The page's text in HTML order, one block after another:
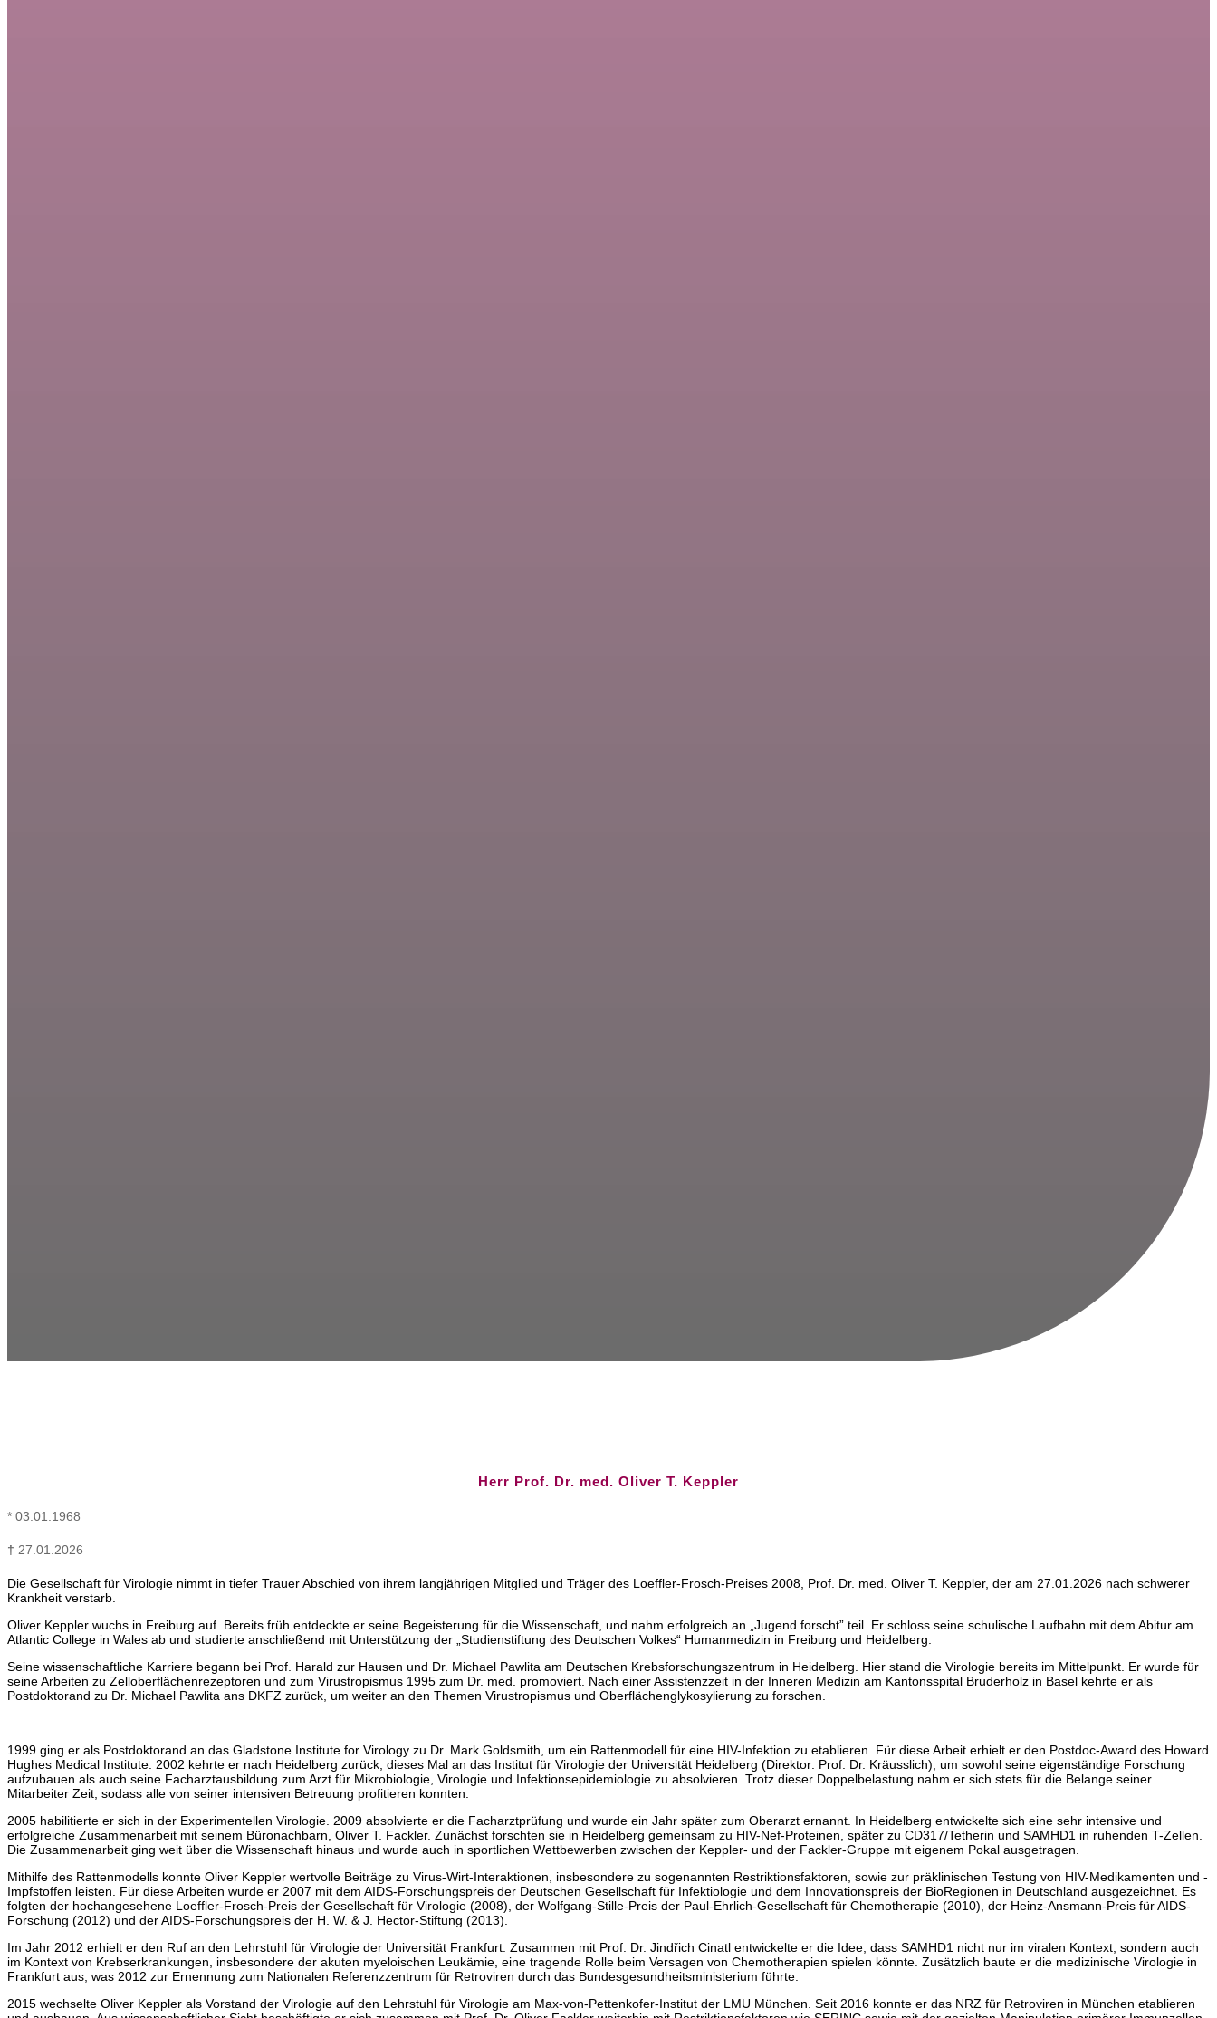
Herr Prof. Dr. med. Oliver T. Keppler
* 03.01.1968
† 27.01.2026
Die Gesellschaft für Virologie nimmt in tiefer Trauer Abschied von ihrem langjährigen Mitglied und Träger des Loeffler-Frosch-Preises 2008, Prof. Dr. med. Oliver T. Keppler, der am 27.01.2026 nach schwerer
Krankheit verstarb.
Oliver Keppler wuchs in Freiburg auf. Bereits früh entdeckte er seine Begeisterung für die Wissenschaft, und nahm erfolgreich an „Jugend forscht” teil. Er schloss seine schulische Laufbahn mit dem Abitur am
Atlantic College in Wales ab und studierte anschließend mit Unterstützung der „Studienstiftung des Deutschen Volkes“ Humanmedizin in Freiburg und Heidelberg.
Seine wissenschaftliche Karriere begann bei Prof. Harald zur Hausen und Dr. Michael Pawlita am Deutschen Krebsforschungszentrum in Heidelberg. Hier stand die Virologie bereits im Mittelpunkt. Er wurde für
seine Arbeiten zu Zelloberflächenrezeptoren und zum Virustropismus 1995 zum Dr. med. promoviert. Nach einer Assistenzzeit in der Inneren Medizin am Kantonsspital Bruderholz in Basel kehrte er als
Postdoktorand zu Dr. Michael Pawlita ans DKFZ zurück, um weiter an den Themen Virustropismus und Oberflächenglykosylierung zu forschen.
1999 ging er als Postdoktorand an das Gladstone Institute for Virology zu Dr. Mark Goldsmith, um ein Rattenmodell für eine HIV-Infektion zu etablieren. Für diese Arbeit erhielt er den Postdoc-Award des Howard
Hughes Medical Institute. 2002 kehrte er nach Heidelberg zurück, dieses Mal an das Institut für Virologie der Universität Heidelberg (Direktor: Prof. Dr. Kräusslich), um sowohl seine eigenständige Forschung
aufzubauen als auch seine Facharztausbildung zum Arzt für Mikrobiologie, Virologie und Infektionsepidemiologie zu absolvieren. Trotz dieser Doppelbelastung nahm er sich stets für die Belange seiner
Mitarbeiter Zeit, sodass alle von seiner intensiven Betreuung profitieren konnten.
2005 habilitierte er sich in der Experimentellen Virologie. 2009 absolvierte er die Facharztprüfung und wurde ein Jahr später zum Oberarzt ernannt. In Heidelberg entwickelte sich eine sehr intensive und
erfolgreiche Zusammenarbeit mit seinem Büronachbarn, Oliver T. Fackler. Zunächst forschten sie in Heidelberg gemeinsam zu HIV-Nef-Proteinen, später zu CD317/Tetherin und SAMHD1 in ruhenden T-Zellen.
Die Zusammenarbeit ging weit über die Wissenschaft hinaus und wurde auch in sportlichen Wettbewerben zwischen der Keppler- und der Fackler-Gruppe mit eigenem Pokal ausgetragen.
Mithilfe des Rattenmodells konnte Oliver Keppler wertvolle Beiträge zu Virus-Wirt-Interaktionen, insbesondere zu sogenannten Restriktionsfaktoren, sowie zur präklinischen Testung von HIV-Medikamenten und -
Impfstoffen leisten. Für diese Arbeiten wurde er 2007 mit dem AIDS-Forschungspreis der Deutschen Gesellschaft für Infektiologie und dem Innovationspreis der BioRegionen in Deutschland ausgezeichnet. Es
folgten der hochangesehene Loeffler-Frosch-Preis der Gesellschaft für Virologie (2008), der Wolfgang-Stille-Preis der Paul-Ehrlich-Gesellschaft für Chemotherapie (2010), der Heinz-Ansmann-Preis für AIDS-
Forschung (2012) und der AIDS-Forschungspreis der H. W. & J. Hector-Stiftung (2013).
Im Jahr 2012 erhielt er den Ruf an den Lehrstuhl für Virologie der Universität Frankfurt. Zusammen mit Prof. Dr. Jindřich Cinatl entwickelte er die Idee, dass SAMHD1 nicht nur im viralen Kontext, sondern auch
im Kontext von Krebserkrankungen, insbesondere der akuten myeloischen Leukämie, eine tragende Rolle beim Versagen von Chemotherapien spielen könnte. Zusätzlich baute er die medizinische Virologie in
Frankfurt aus, was 2012 zur Ernennung zum Nationalen Referenzzentrum für Retroviren durch das Bundesgesundheitsministerium führte.
2015 wechselte Oliver Keppler als Vorstand der Virologie auf den Lehrstuhl für Virologie am Max-von-Pettenkofer-Institut der LMU München. Seit 2016 konnte er das NRZ für Retroviren in München etablieren